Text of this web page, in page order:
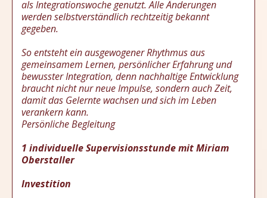
als Integrationswoche genutzt. Alle Änderungen
werden selbstverständlich rechtzeitig bekannt
gegeben.
So entsteht ein ausgewogener Rhythmus aus
gemeinsamem Lernen, persönlicher Erfahrung und
bewusster Integration, denn nachhaltige Entwicklung
braucht nicht nur neue Impulse, sondern auch Zeit,
damit das Gelernte wachsen und sich im Leben
verankern kann.
Persönliche Begleitung
1 individuelle Supervisionsstunde mit Miriam
Oberstaller
Investition